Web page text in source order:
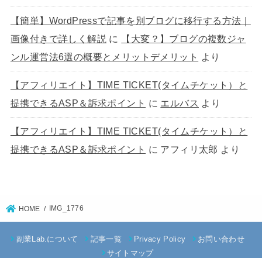
【簡単】WordPressで記事を別ブログに移行する方法｜
画像付きで詳しく解説 に
【大変？】ブログの複数ジャ
ンル運営法6選の概要とメリットデメリット
より
【アフィリエイト】TIME TICKET(タイムチケット）と
提携できるASP＆訴求ポイント に エルバス より
【アフィリエイト】TIME TICKET(タイムチケット）と
提携できるASP＆訴求ポイント に アフィリ太郎 より
HOME IMG_1776
副業Lab.について 記事一覧 Privacy Policy
お問い合わせ
サイトマップ